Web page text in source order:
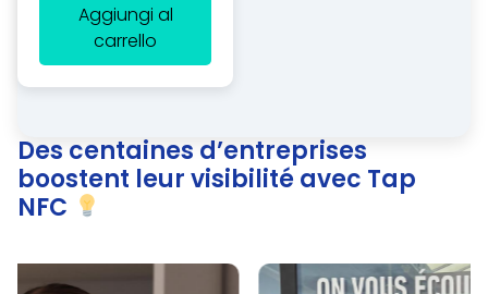
Aggiungi al
carrello
Des centaines d’entreprises
boostent leur visibilité avec Tap
NFC